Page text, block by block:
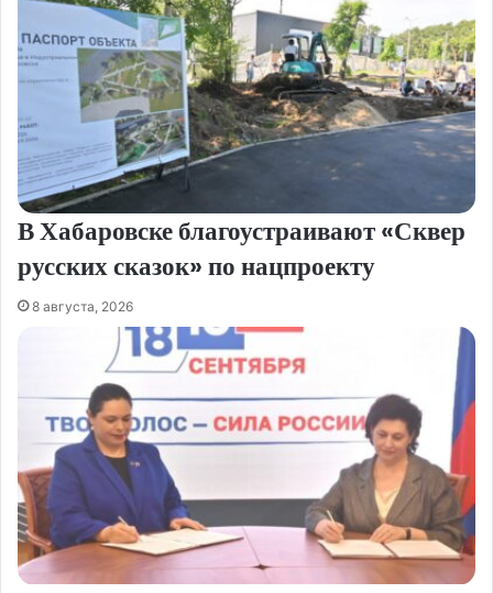
В Хабаровске благоустраивают «Сквер
русских сказок» по нацпроекту
8 августа, 2026